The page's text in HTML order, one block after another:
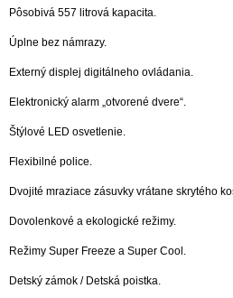
Pôsobivá 557 litrová kapacita.
Úplne bez námrazy.
Externý displej digitálneho ovládania.
Elektronický alarm „otvorené dvere“.
Štýlové LED osvetlenie.
Flexibilné police.
Dvojité mraziace zásuvky vrátane skrytého
Dovolenkové a ekologické režimy.
Režimy Super Freeze a Super Cool.
Detský zámok / Detská poistka.